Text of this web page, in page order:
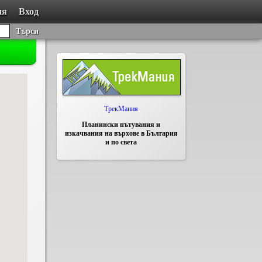
Вход
Търси
ТрекМания
Планински пътувания и
изкачвания на върхове в България
и по света